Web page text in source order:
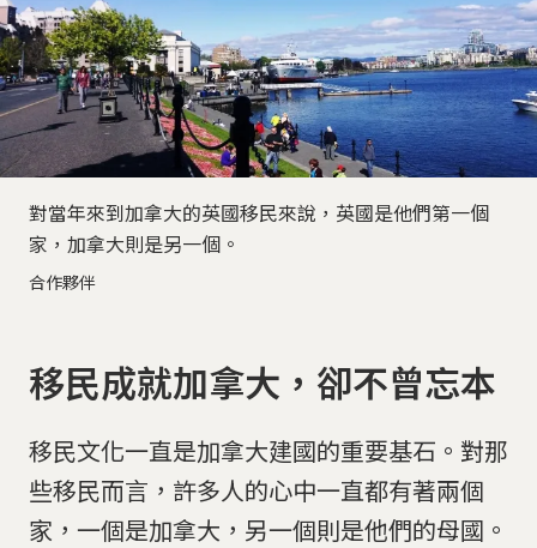
對當年來到加拿大的英國移民來說，英國是他們第一個
家，加拿大則是另一個。
合作夥伴
移民成就加拿大，卻不曾忘本
移民文化一直是加拿大建國的重要基石。對那
些移民而言，許多人的心中一直都有著兩個
家，一個是加拿大，另一個則是他們的母國。